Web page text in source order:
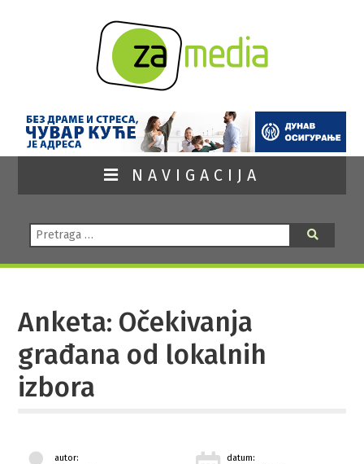
NAVIGACIJA
Pretraga:
Anketa: Očekivanja
građana od lokalnih
izbora
autor: datum: